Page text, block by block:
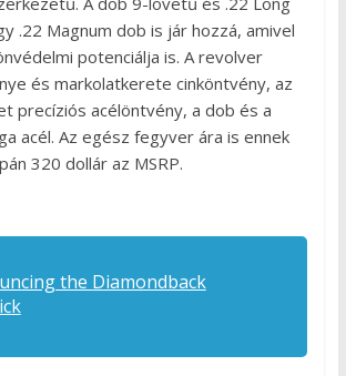
.22 Magnum dob is jár hozzá, amivel
potenciálja is. A revolver
és markolatkerete cinköntvény, az
precíziós acélöntvény, a dob és a
acél. Az egész fegyver ára is ennek
320 dollár az MSRP.
the Diamondback